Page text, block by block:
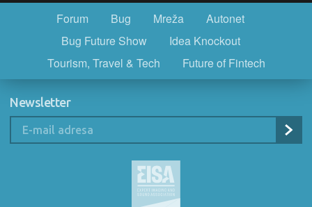
Forum Bug Mreža
Autonet
Bug Future Show
Idea Knockout
Tourism, Travel & Tech
Future of Fintech
Newsletter